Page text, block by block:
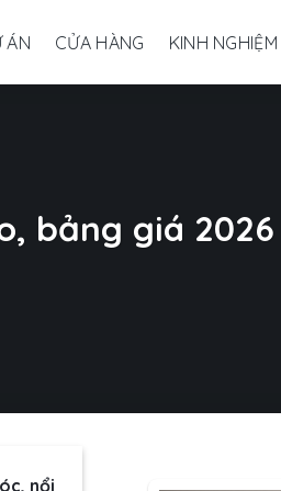
ÁN CỬA HÀNG KINH NGHIỆM
bảng giá 2026
nổi